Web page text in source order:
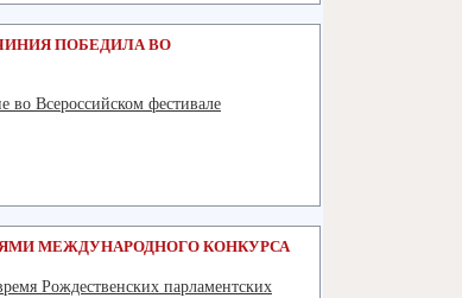
ПОБЕДИЛА ВО
во Всероссийском фестивале
МЕЖДУНАРОДНОГО КОНКУРСА
Рождественских парламентских